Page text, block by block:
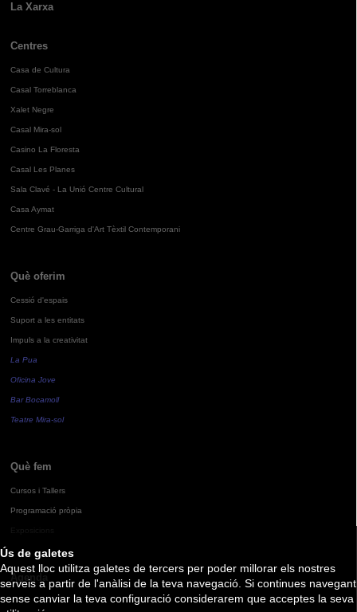
Ús de galetes
Aquest lloc utilitza galetes de tercers per poder millorar els nostres
serveis a partir de l'anàlisi de la teva navegació. Si continues navegant
sense canviar la teva configuració considerarem que acceptes la seva
La Xarxa
Centres
Casa de Cultura
Casal Torreblanca
Xalet Negre
Casal Mira-sol
Casino La Floresta
Casal Les Planes
Sala Clavé - La Unió Centre Cultural
Casa Aymat
Centre Grau-Garriga d'Art Tèxtil Contemporani
Què oferim
Cessió d'espais
Suport a les entitats
Impuls a la creativitat
La Pua
Oficina Jove
Bar Bocamoll
Teatre Mira-sol
Què fem
Cursos i Tallers
Programació pròpia
Agenda